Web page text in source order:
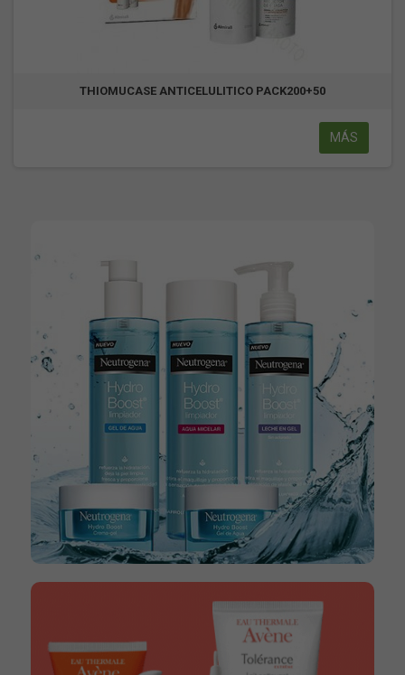
THIOMUCASE ANTICELULITICO PACK200+50
MÁS